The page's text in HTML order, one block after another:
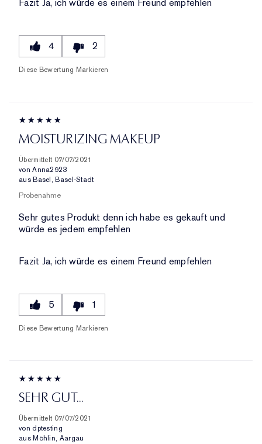
Fazit Ja, ich würde es einem Freund empfehlen
4 2
Diese Bewertung Markieren
MOISTURIZING MAKEUP
Übermittelt 07/07/2021
von Anna2923
aus Basel, Basel-Stadt
Probenahme
Sehr gutes Produkt denn ich habe es gekauft und
würde es jedem empfehlen
Fazit Ja, ich würde es einem Freund empfehlen
5 1
Diese Bewertung Markieren
SEHR GUT...
Übermittelt 07/07/2021
von dptesting
aus Möhlin, Aargau